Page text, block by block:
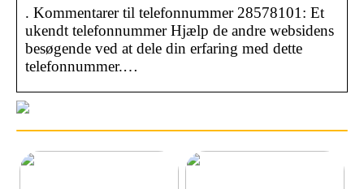
. Kommentarer til telefonnummer 28578101: Et
ukendt telefonnummer Hjælp de andre websidens
besøgende ved at dele din erfaring med dette
telefonnummer.…